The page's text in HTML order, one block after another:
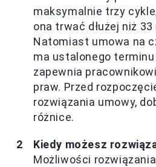
maksymalnie trzy
ona trwać dłużej niż
Natomiast umowa na
ma ustalonego
zapewnia
praw. Przed
rozwiązania umowy,
różnice.
Kiedy możesz
Możliwości